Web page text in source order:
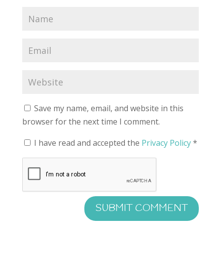
Save my name, email, and website in this
browser for the next time I comment.
I have read and accepted the Privacy Policy*